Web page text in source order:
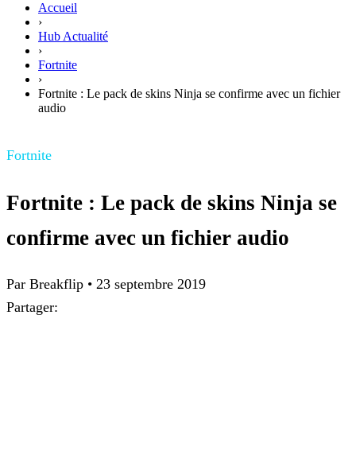
Accueil
›
Hub Actualité
›
Fortnite
›
Fortnite : Le pack de skins Ninja se confirme avec un fichier
audio
Fortnite
Fortnite : Le pack de skins Ninja se
confirme avec un fichier audio
Par Breakflip • 23 septembre 2019
Partager: